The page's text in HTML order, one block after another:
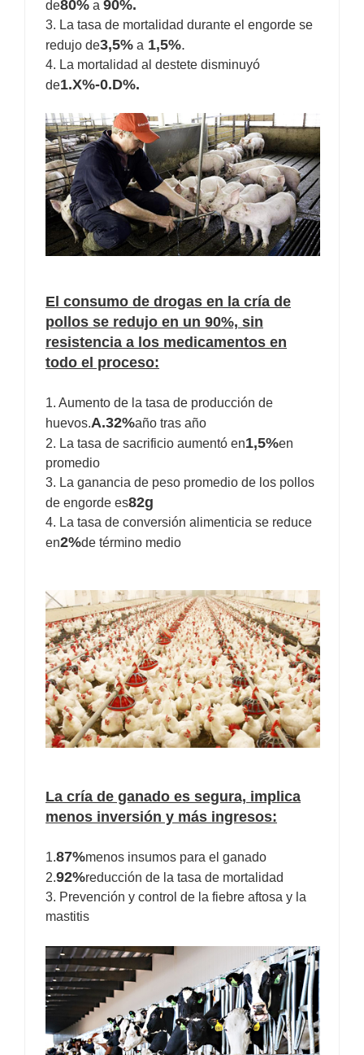
de80% a 90%.
3. La tasa de mortalidad durante el engorde se
redujo de3,5% a 1,5%.
4. La mortalidad al destete disminuyó
de1.X%-0.D%.
El consumo de drogas en la cría de
pollos se redujo en un 90%, sin
resistencia a los medicamentos en
todo el proceso:
1. Aumento de la tasa de producción de
huevos.A.32%año tras año
2. La tasa de sacrificio aumentó en1,5%en
promedio
3. La ganancia de peso promedio de los pollos
de engorde es82g
4. La tasa de conversión alimenticia se reduce
en2%de término medio
La cría de ganado es segura, implica
menos inversión y más ingresos:
1.87%menos insumos para el ganado
2.92%reducción de la tasa de mortalidad
3. Prevención y control de la fiebre aftosa y la
mastitis